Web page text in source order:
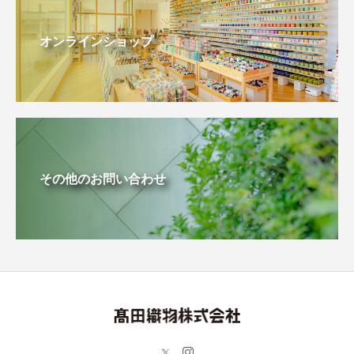
オンラインショップ
その他のお問い合わせ